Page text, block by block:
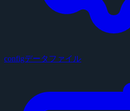
configデータファイル